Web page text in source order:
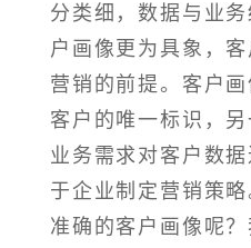
分类细，数据与业
户画像更为具象，
营销的前提。客户
客户的唯一标识，
业务需求对客户数
于企业制定营销策
准确的客户画像呢